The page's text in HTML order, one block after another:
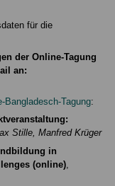
für die
der Online-Tagung
an:
Bangladesch-Tagung:
Stille, Manfred Krüger
in
(online)